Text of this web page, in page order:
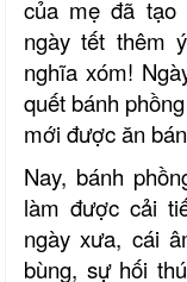
của mẹ đã tạo
ngày tết thêm
nghĩa xóm!
quết bánh
mới được ăn
Nay, bánh
làm được cải
ngày xưa, cái
bùng, sự hối